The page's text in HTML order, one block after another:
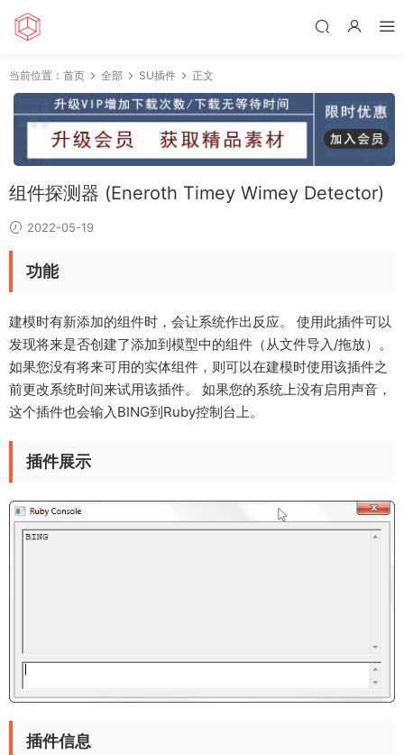
当前位置： 首页 全部 SU插件 正文
组件探测器 (Eneroth Timey Wimey Detector)
2022-05-19
功能
建模时有新添加的组件时，会让系统作出反应。 使用此插件可以
发现将来是否创建了添加到模型中的组件（从文件导入/拖放）。
如果您没有将来可用的实体组件，则可以在建模时使用该插件之
前更改系统时间来试用该插件。 如果您的系统上没有启用声音，
这个插件也会输入BING到Ruby控制台上。
插件展示
插件信息